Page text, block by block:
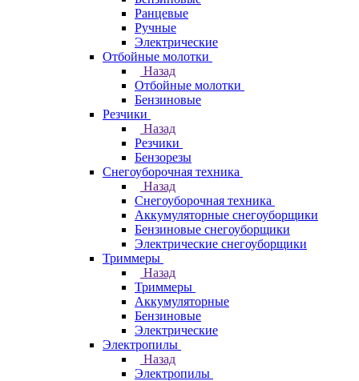
Ранцевые
Ручные
Электрические
Отбойные молотки
Назад
Отбойные молотки
Бензиновые
Резчики
Назад
Резчики
Бензорезы
Снегоуборочная техника
Назад
Снегоуборочная техника
Аккумуляторные снегоуборщики
Бензиновые снегоуборщики
Электрические снегоуборщики
Триммеры
Назад
Триммеры
Аккумуляторные
Бензиновые
Электрические
Электропилы
Назад
Электропилы